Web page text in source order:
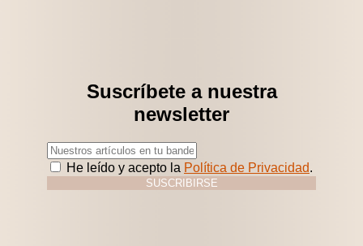
Suscríbete a nuestra
newsletter
He leído y acepto la Política de Privacidad.